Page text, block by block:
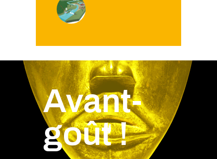
Avant-
goût !